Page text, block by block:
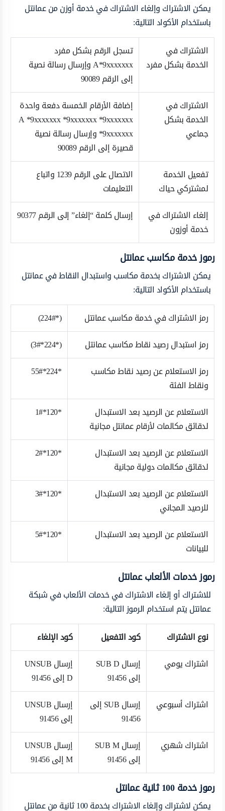
يمكن الاشتراك وإلغاء الاشتراك في خدمة أوزن من عمانتل
باستخدام الأكواد التالية:
الاشتراك في
الخدمة بشكل مفرد
تسجل الرقم بشكل مفرد
A*9xxxxxxx وإرسال رسالة نصية
إلى الرقم 90089
الاشتراك في
الخدمة بشكل
جماعي
إضافة الأرقام الخمسة دفعة واحدة
A *9xxxxxxx *9xxxxxxx *9xxxxxxx
*9xxxxxxx وإرسال رسالة نصية
قصيرة إلى الرقم 90089
تفعيل الخدمة
لمشتركي حياك
الاتصال على الرقم 1239 واتباع
التعليمات
إلغاء الاشتراك في
خدمة أوزون
إرسال كلمة “إلغاء” إلى الرقم 90377
رموز خدمة مكاسب عمانتل
يمكن الاشتراك بخدمة مكاسب واستبدال النقاط في عمانتل
باستخدام الأكواد التالية:
رمز الاشتراك في خدمة مكاسب عمانتل
(*224#)
رمز استبدال رصيد نقاط مكاسب عمانتل
(*224*3#)
رمز الاستعلام عن رصيد نقاط مكاسب
ونقاط الفئة
*224*55#
الاستعلام عن الرصيد بعد الاستبدال
لدقائق مكالمات لأرقام عمانتل مجانية
*120*1#
الاستعلام عن الرصيد بعد الاستبدال
لدقائق مكالمات دولية مجانية
*120*2#
الاستعلام عن الرصيد بعد الاستبدال
للرصيد المجاني
*120*3#
الاستعلام عن الرصيد بعد الاستبدال
للبيانات
*120*5#
رموز خدمات الألعاب عمانتل
للاشتراك أو إلغاء الاشتراك في خدمات الألعاب في شبكة
عمانتل يتم استخدام الرموز التالية:
نوع الاشتراك
كود التفعيل
كود الإلغاء
اشتراك يومي
إرسال SUB D
إلى 91456
إرسال UNSUB
D إلى 91456
اشتراك أسبوعي
إرسال SUB إلى
91456
إرسال UNSUB
إلى 91456
اشتراك شهري
إرسال SUB M
إلى 91456
إرسال UNSUB
M إلى 91456
رموز خدمة 100 ثانية عمانتل
يمكن لاشتراك وإلغاء الاشتراك بخدمة 100 ثانية من عمانتل